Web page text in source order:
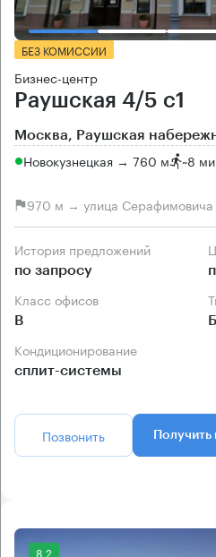
БЕЗ КОМИССИИ
Бизнес-центр
Раушская 4/5 с1
Москва, Раушская
Новокузнецкая → 760 м ~8
970 м → улица Серафимовича
История предложений
по запросу
Класс офисов
B
Кондиционирование
сплит-системы
Позвонить
8.2